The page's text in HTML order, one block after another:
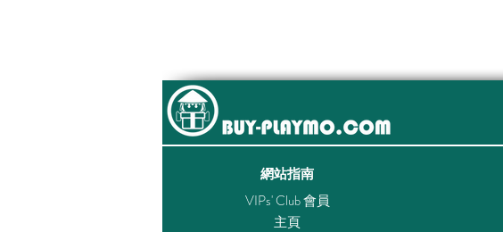
網站指南
VIPs' Club 會員
主頁